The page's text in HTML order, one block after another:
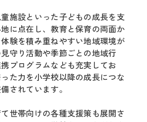
施設といった子どもの成長を支
に点在し、教育と保育の両面か
験を積み重ねやすい地域環境が
守り活動や季節ごとの地域行
プログラムなども充実してお
た力を小学校以降の成長につな
されています。
世帯向けの各種支援策も展開さ